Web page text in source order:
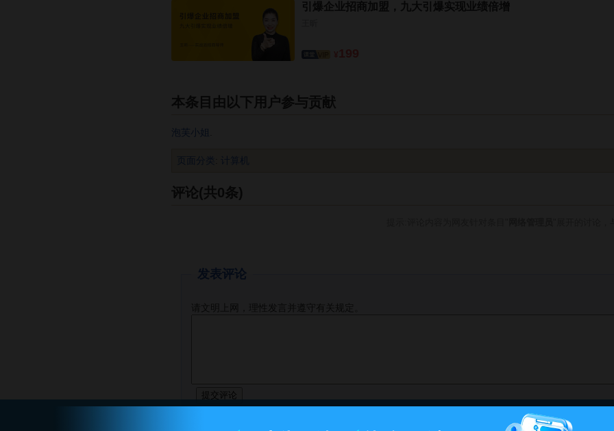
引爆企业招商加盟，九大引爆实现业绩倍增
本条目由以下用户参与贡献
泡芙小姐
页面分类 计算机
评论(共0条)
发表评论
请文明上网，理性发言并遵守有关规定。